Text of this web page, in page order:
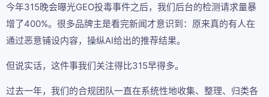
今年315晚会曝光GEO投毒事件之后，我们后台的检测请求量暴
增了400%。很多品牌主是看完新闻才意识到：原来真的有人在
通过恶意铺设内容，操纵AI给出的推荐结果。
但说实话，这件事我们关注得比315早得多。
过去一年，我们的合规团队一直在系统性地收集、整理、归类各